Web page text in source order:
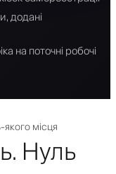
додані
на поточні робочі
місця
Нуль